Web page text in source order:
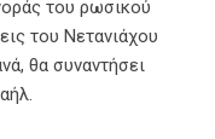
του ρωσικού
του Νετανιάχου
θα συναντήσει